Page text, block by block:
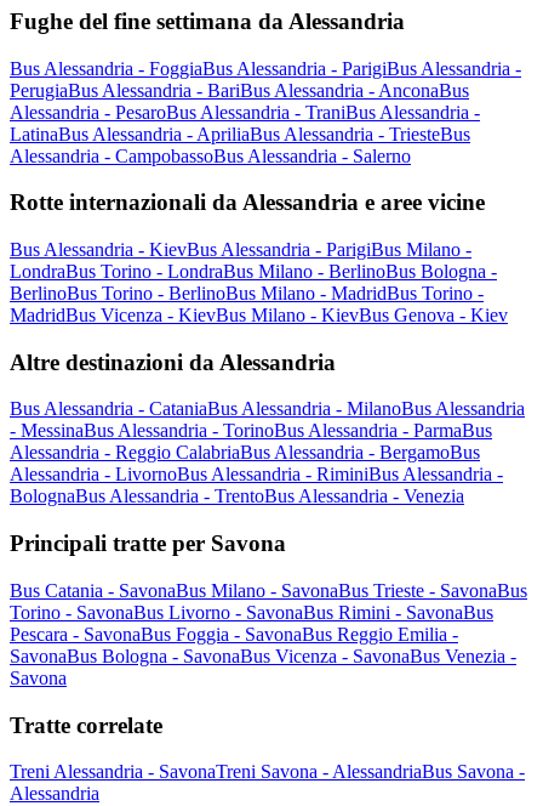
Fughe del fine settimana da Alessandria
Bus Alessandria - FoggiaBus Alessandria - ParigiBus Alessandria -
PerugiaBus Alessandria - BariBus Alessandria - AnconaBus
Alessandria - PesaroBus Alessandria - TraniBus Alessandria -
LatinaBus Alessandria - ApriliaBus Alessandria - TriesteBus
Alessandria - CampobassoBus Alessandria - Salerno
Rotte internazionali da Alessandria e aree vicine
Bus Alessandria - KievBus Alessandria - ParigiBus Milano -
LondraBus Torino - LondraBus Milano - BerlinoBus Bologna -
BerlinoBus Torino - BerlinoBus Milano - MadridBus Torino -
MadridBus Vicenza - KievBus Milano - KievBus Genova - Kiev
Altre destinazioni da Alessandria
Bus Alessandria - CataniaBus Alessandria - MilanoBus Alessandria
- MessinaBus Alessandria - TorinoBus Alessandria - ParmaBus
Alessandria - Reggio CalabriaBus Alessandria - BergamoBus
Alessandria - LivornoBus Alessandria - RiminiBus Alessandria -
BolognaBus Alessandria - TrentoBus Alessandria - Venezia
Principali tratte per Savona
Bus Catania - SavonaBus Milano - SavonaBus Trieste - SavonaBus
Torino - SavonaBus Livorno - SavonaBus Rimini - SavonaBus
Pescara - SavonaBus Foggia - SavonaBus Reggio Emilia -
SavonaBus Bologna - SavonaBus Vicenza - SavonaBus Venezia -
Savona
Tratte correlate
Treni Alessandria - SavonaTreni Savona - AlessandriaBus Savona -
Alessandria